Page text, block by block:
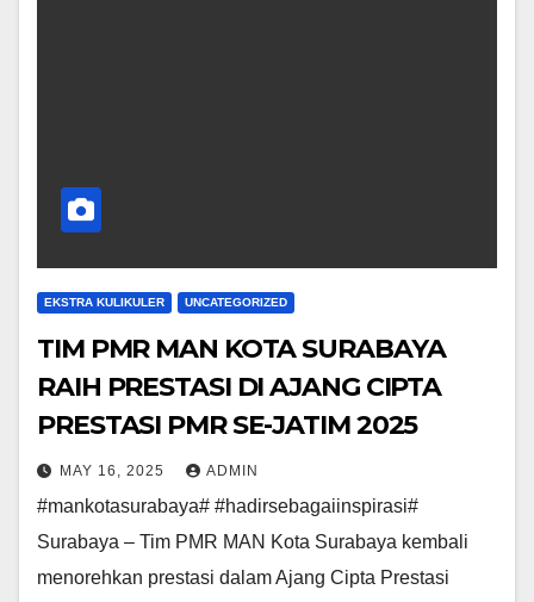
EKSTRA KULIKULER UNCATEGORIZED
TIM PMR MAN KOTA SURABAYA
RAIH PRESTASI DI AJANG CIPTA
PRESTASI PMR SE-JATIM 2025
MAY 16, 2025 ADMIN
#mankotasurabaya# #hadirsebagaiinspirasi#
Surabaya – Tim PMR MAN Kota Surabaya kembali
menorehkan prestasi dalam Ajang Cipta Prestasi